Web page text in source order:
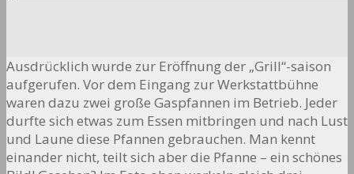
Ausdrücklich wurde zur Eröffnung der „Grill“-saison
aufgerufen. Vor dem Eingang zur Werkstattbühne
waren dazu zwei große Gaspfannen im Betrieb. Jeder
durfte sich etwas zum Essen mitbringen und nach Lust
und Laune diese Pfannen gebrauchen. Man kennt
einander nicht, teilt sich aber die Pfanne – ein schönes